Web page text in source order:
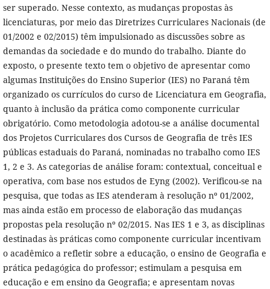
ser superado. Nesse contexto, as mudanças propostas às
licenciaturas, por meio das Diretrizes Curriculares Nacionais (de
01/2002 e 02/2015) têm impulsionado as discussões sobre as
demandas da sociedade e do mundo do trabalho. Diante do
exposto, o presente texto tem o objetivo de apresentar como
algumas Instituições do Ensino Superior (IES) no Paraná têm
organizado os currículos do curso de Licenciatura em Geografia,
quanto à inclusão da prática como componente curricular
obrigatório. Como metodologia adotou-se a análise documental
dos Projetos Curriculares dos Cursos de Geografia de três IES
públicas estaduais do Paraná, nominadas no trabalho como IES
1, 2 e 3. As categorias de análise foram: contextual, conceitual e
operativa, com base nos estudos de Eyng (2002). Verificou-se na
pesquisa, que todas as IES atenderam à resolução nº 01/2002,
mas ainda estão em processo de elaboração das mudanças
propostas pela resolução nº 02/2015. Nas IES 1 e 3, as disciplinas
destinadas às práticas como componente curricular incentivam
o acadêmico a refletir sobre a educação, o ensino de Geografia e
prática pedagógica do professor; estimulam a pesquisa em
educação e em ensino da Geografia; e apresentam novas